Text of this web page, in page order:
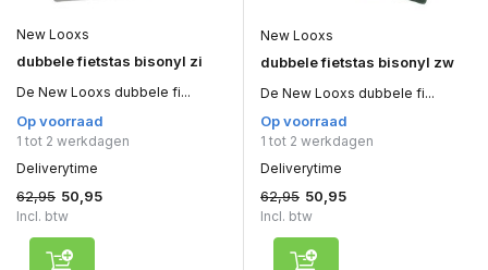
New Looxs
dubbele fietstas bisonyl zi
De New Looxs dubbele fi...
Op voorraad
1 tot 2 werkdagen
Deliverytime
62,95 50,95
Incl. btw
New Looxs
dubbele fietstas bisonyl zw
De New Looxs dubbele fi...
Op voorraad
1 tot 2 werkdagen
Deliverytime
62,95 50,95
Incl. btw